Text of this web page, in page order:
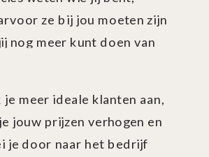
ze bij jou moeten zijn
nog meer kunt doen van
je meer ideale klanten aan,
jouw prijzen verhogen en
je door naar het bedrijf